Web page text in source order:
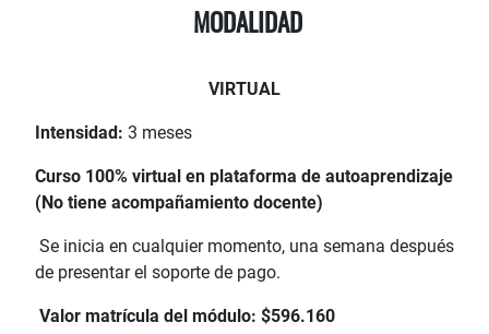
MODALIDAD
VIRTUAL
Intensidad: 3 meses
Curso 100% virtual en plataforma de autoaprendizaje
(No tiene acompañamiento docente)
Se inicia en cualquier momento, una semana después
de presentar el soporte de pago.
Valor matrícula del módulo: $596.160